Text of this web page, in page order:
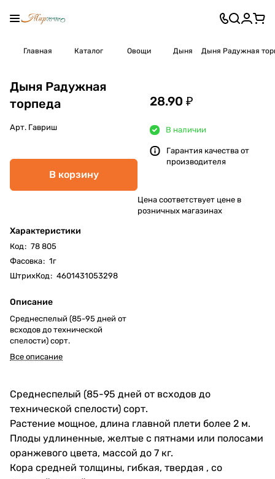
Главная Каталог Овощи Дыня Дыня Радужная
Дыня Радужная
торпеда
Арт. Гавриш
В корзину
Характеристики
Код: 78 805
Фасовка: 1г
ШтрихКод: 4601431053298
Описание
Среднеспелый (85-95 дней от
всходов до технической
спелости) сорт.
Все описание
28.90 ₽
В наличии
Гарантия качества от
производителя
Цена соответствует цене в
розничных магазинах
Среднеспелый (85-95 дней от всходов до
технической спелости) сорт.
Растение мощное, длина главной плети более 2 м.
Плоды удлиненные, желтые с пятнами или полосами
оранжевого цвета, массой до 7 кг.
Кора средней толщины, гибкая, твердая , со